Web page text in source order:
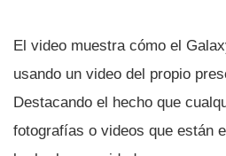
El video muestra cómo el
usando un video del propio
Destacando el hecho que
fotografí­as o videos que están